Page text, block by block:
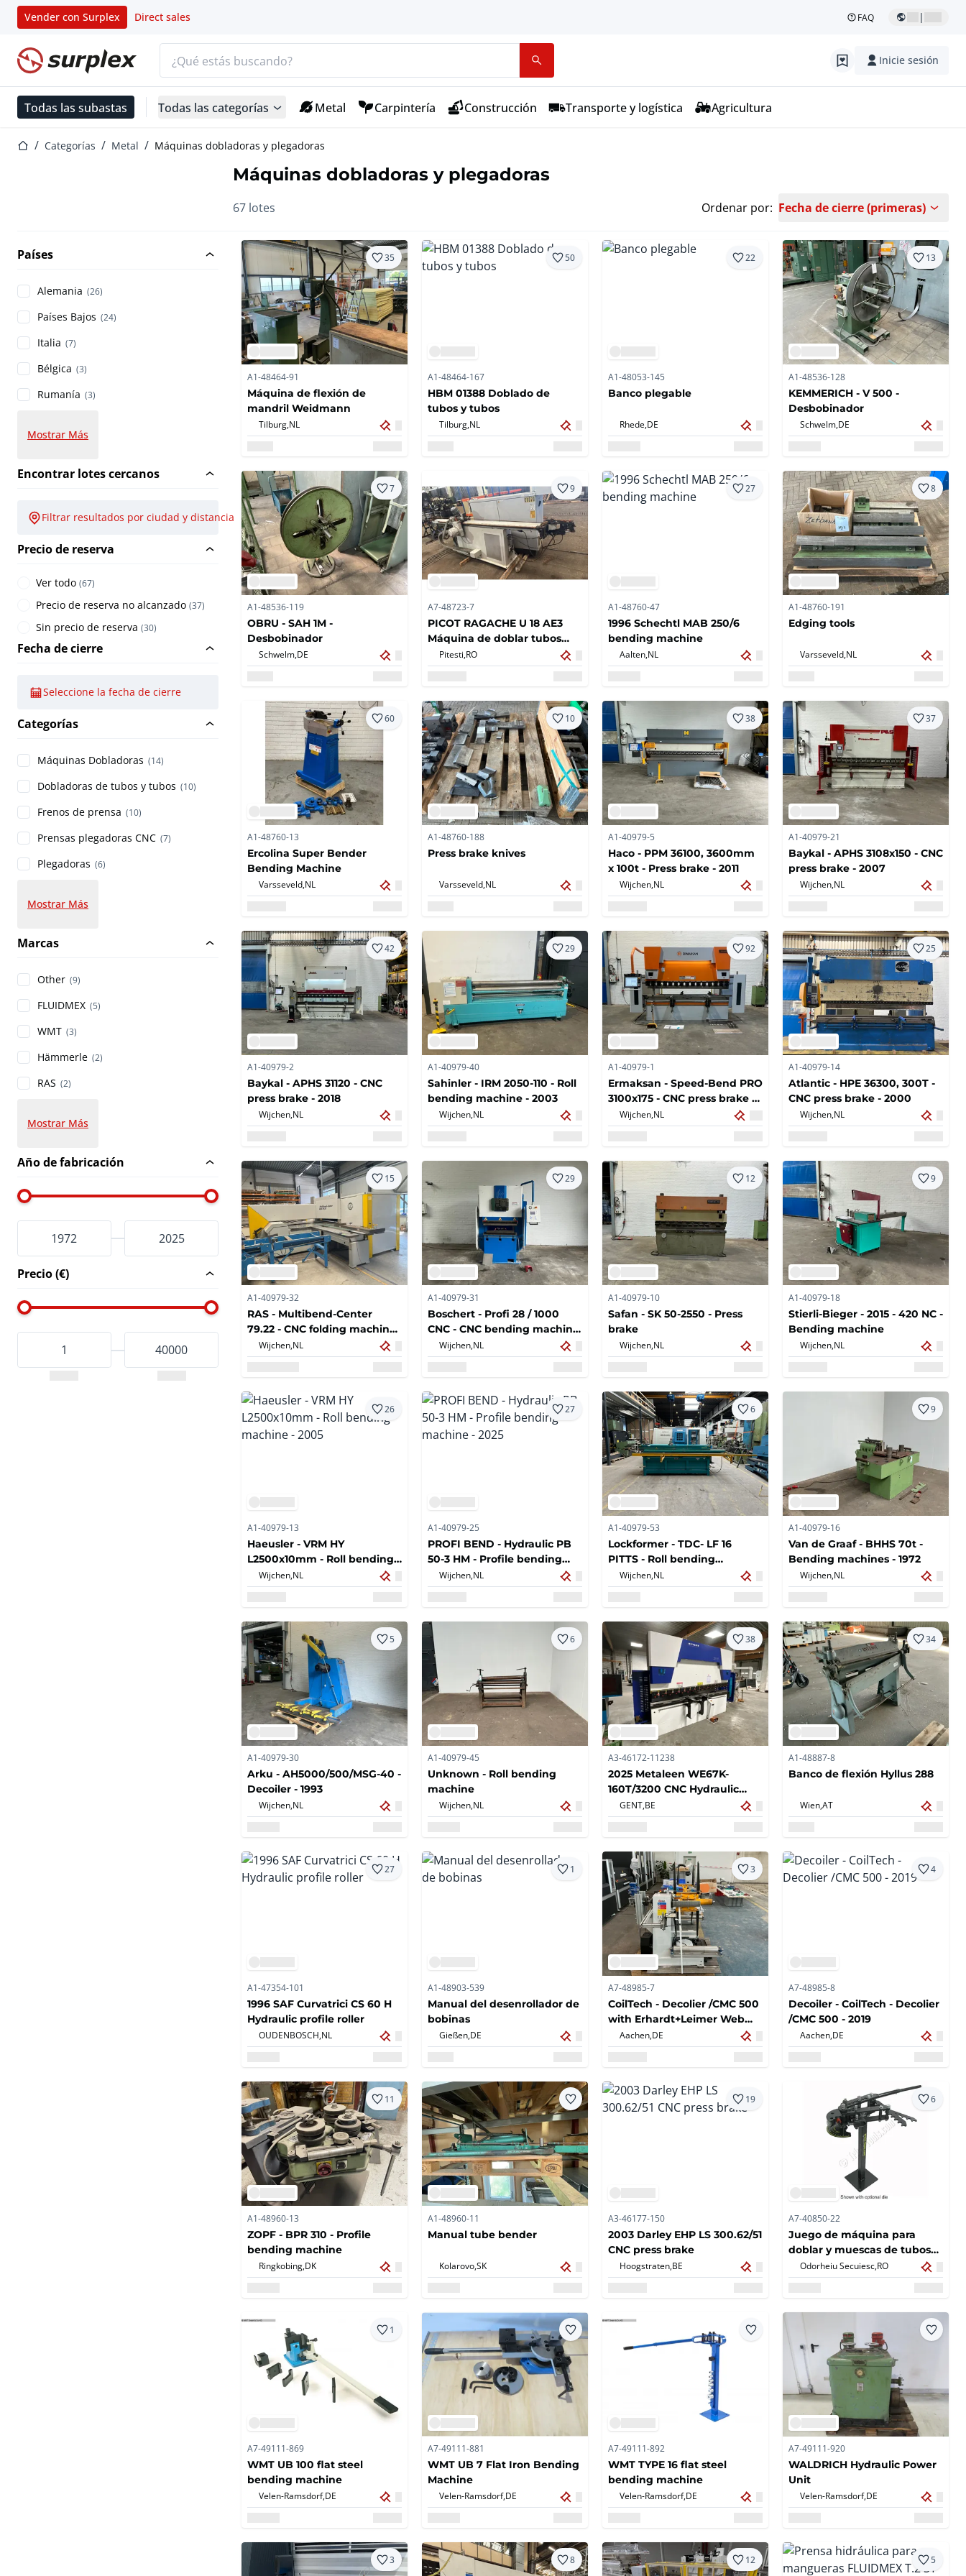
Vender con Surplex Direct sales FAQ |
Página de inicio Inicie sesión
Todas las subastas Todas las categorías Metal Carpintería Construcción Transporte y logística Agricultura
Página de inicio
Categorías Metal Máquinas dobladoras y plegadoras
Máquinas dobladoras y plegadoras
67 lotes Ordenar por: Fecha de cierre (primeras)
Países
Alemania (26)
Países Bajos (24)
Italia (7)
Bélgica (3)
Rumanía (3)
Mostrar Más
Encontrar lotes cercanos
Filtrar resultados por ciudad y distancia
Precio de reserva
Ver todo (67)
Precio de reserva no alcanzado (37)
Sin precio de reserva (30)
Fecha de cierre
Seleccione la fecha de cierre
Categorías
Máquinas Dobladoras (14)
Dobladoras de tubos y tubos (10)
Frenos de prensa (10)
Prensas plegadoras CNC (7)
Plegadoras (6)
Mostrar Más
Marcas
Other (9)
FLUIDMEX (5)
WMT (3)
Hämmerle (2)
RAS (2)
Mostrar Más
Año de fabricación
Precio (€)
35
A1-48464-91
Máquina de flexión de
mandril Weidmann
Tilburg, NL
50
A1-48464-167
HBM 01388 Doblado de
tubos y tubos
Tilburg, NL
22
A1-48053-145
Banco plegable
Rhede, DE
13
A1-48536-128
KEMMERICH - V 500 -
Desbobinador
Schwelm, DE
7
A1-48536-119
OBRU - SAH 1M -
Desbobinador
Schwelm, DE
9
A7-48723-7
PICOT RAGACHE U 18 AE3
Máquina de doblar tubos
CNC
Pitesti, RO
27
A1-48760-47
1996 Schechtl MAB 250/6
bending machine
Aalten, NL
8
A1-48760-191
Edging tools
Varsseveld, NL
60
A1-48760-13
Ercolina Super Bender
Bending Machine
Varsseveld, NL
10
A1-48760-188
Press brake knives
Varsseveld, NL
38
A1-40979-5
Haco - PPM 36100, 3600mm
x 100t - Press brake - 2011
Wijchen, NL
37
A1-40979-21
Baykal - APHS 3108x150 - CNC
press brake - 2007
Wijchen, NL
42
A1-40979-2
Baykal - APHS 31120 - CNC
press brake - 2018
Wijchen,NL
29
A1-40979-40
Sahinler - IRM 2050-110 - Roll
bending machine - 2003
Wijchen,NL
92
A1-40979-1
Ermaksan - Speed-Bend PRO
3100x175 - CNC press brake -
2022
Wijchen,NL
25
A1-40979-14
Atlantic - HPE 36300, 300T -
CNC press brake - 2000
Wijchen,NL
15
A1-40979-32
RAS - Multibend-Center
79.22 - CNC folding machine
- 2000
Wijchen, NL
29
A1-40979-31
Boschert - Profi 28 / 1000
CNC - CNC bending machine
- 2014
Wijchen, NL
12
A1-40979-10
Safan - SK 50-2550 - Press
brake
Wijchen, NL
9
A1-40979-18
Stierli-Bieger - 2015 - 420 NC -
Bending machine
Wijchen, NL
26
A1-40979-13
Haeusler - VRM HY
L2500x10mm - Roll bending
machine - 2005
Wijchen, NL
27
A1-40979-25
PROFI BEND - Hydraulic PB
50-3 HM - Profile bending
machine - 2025
Wijchen, NL
6
A1-40979-53
Lockformer - TDC- LF 16
PITTS - Roll bending
machine
Wijchen, NL
9
A1-40979-16
Van de Graaf - BHHS 70t -
Bending machines - 1972
Wijchen, NL
5
A1-40979-30
Arku - AH5000/500/MSG-40 -
Decoiler - 1993
Wijchen, NL
6
A1-40979-45
Unknown - Roll bending
machine
Wijchen, NL
38
A3-46172-11238
2025 Metaleen WE67K-
160T/3200 CNC Hydraulic
Press Brake.
GENT, BE
34
A1-48887-8
Banco de flexión Hyllus 288
Wien,AT
27
A1-47354-101
1996 SAF Curvatrici CS 60 H
Hydraulic profile roller
OUDENBOSCH,NL
1
A1-48903-539
Manual del desenrollador de
bobinas
Gießen,DE
3
A7-48985-7
CoilTech - Decolier /CMC 500
with Erhardt+Leimer Web
Edge Control - Decoiler - 2019
Aachen,DE
4
A7-48985-8
Decoiler - CoilTech - Decolier
/CMC 500 - 2019
Aachen,DE
11
A1-48960-13
ZOPF - BPR 310 - Profile
bending machine
Ringkobing, DK
A1-48960-11
Manual tube bender
Kolarovo,SK
19
A3-46177-150
2003 Darley EHP LS 300.62/51
CNC press brake
Hoogstraten, BE
6
A7-40850-22
Juego de máquina para
doblar y muescas de tubos
JD SQUARED MODEL 34
Odorheiu Secuiesc, RO
1
A7-49111-869
WMT UB 100 flat steel
bending machine
Velen-Ramsdorf,DE
A7-49111-881
WMT UB 7 Flat Iron Bending
Machine
Velen-Ramsdorf,DE
A7-49111-892
WMT TYPE 16 flat steel
bending machine
Velen-Ramsdorf,DE
A7-49111-920
WALDRICH Hydraulic Power
Unit
Velen-Ramsdorf,DE
3 8 12 5